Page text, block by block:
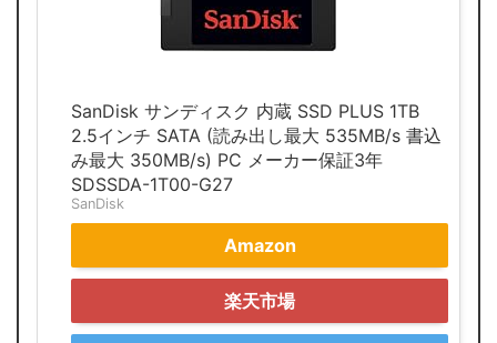
SanDisk サンディスク 内蔵 SSD PLUS 1TB
2.5インチ SATA (読み出し最大 535MB/s 書込
み最大 350MB/s) PC メーカー保証3年
SDSSDA-1T00-G27
SanDisk
Amazon
楽天市場